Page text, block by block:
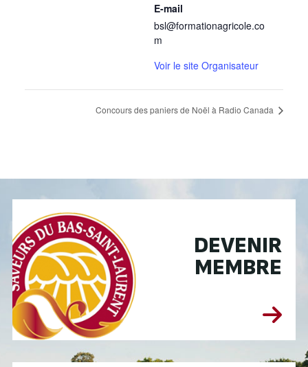
E-mail
bsl@formationagricole.co
m
Voir le site Organisateur
Concours des paniers de Noël à Radio Canada
DEVENIR
MEMBRE